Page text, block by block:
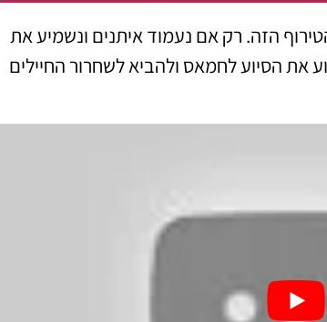
הזה. רק אם נעמוד איתנים ונשמיע את
את הסיוע לחמאס ולהביא לשחרור החיילים